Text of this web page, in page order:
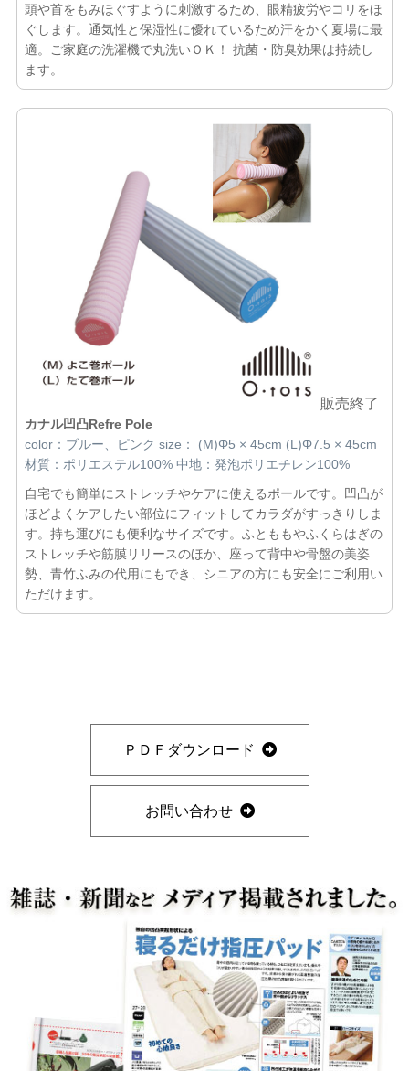
頭や首をもみほぐすように刺激するため、眼精疲労やコリをほ
ぐします。通気性と保湿性に優れているため汗をかく夏場に最
適。ご家庭の洗濯機で丸洗いＯＫ！ 抗菌・防臭効果は持続し
ます。
販売終了
カナル凹凸Refre Pole
color：ブルー、ピンク size： (M)Φ5 × 45cm (L)Φ7.5 × 45cm
材質：ポリエステル100% 中地：発泡ポリエチレン100%
自宅でも簡単にストレッチやケアに使えるポールです。凹凸が
ほどよくケアしたい部位にフィットしてカラダがすっきりしま
す。持ち運びにも便利なサイズです。ふとももやふくらはぎの
ストレッチや筋膜リリースのほか、座って背中や骨盤の美姿
勢、青竹ふみの代用にもでき、シニアの方にも安全にご利用い
ただけます。
ＰＤＦダウンロード
お問い合わせ